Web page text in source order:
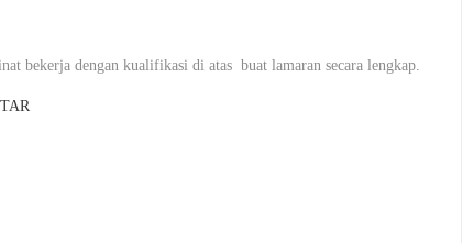
bekerja dengan kualifikasi di atas buat lamaran secara lengkap.